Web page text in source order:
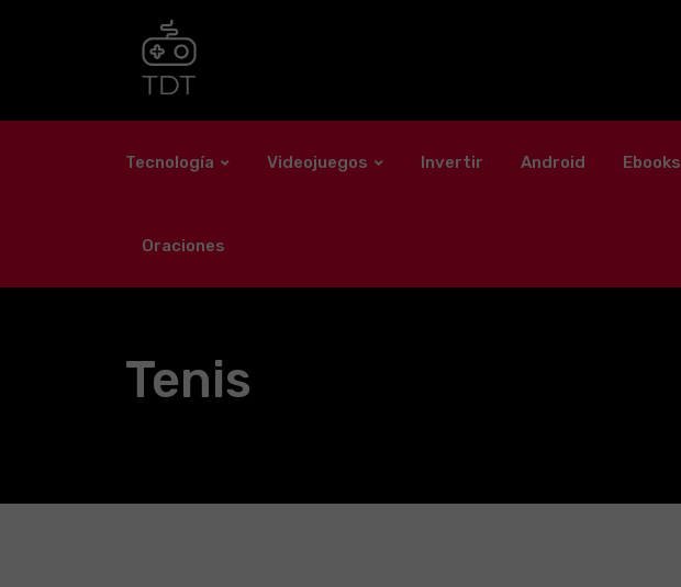
Tecnología Videojuegos Invertir Android Ebooks
Oraciones
Tenis